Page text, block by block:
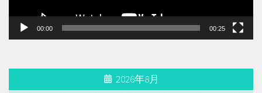
00:00 00:25
2026年8月